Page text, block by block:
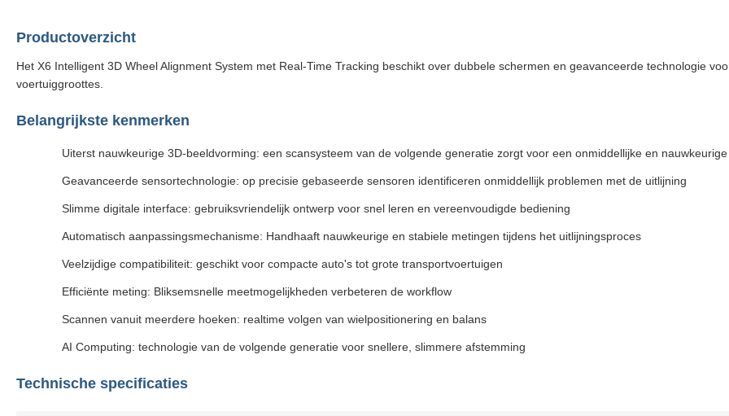
Productoverzicht
Het X6 Intelligent 3D Wheel Alignment System met Real-Time Tracking beschikt over dubbele schermen en geavanceerde technologie
voertuiggroottes.
Belangrijkste kenmerken
Uiterst nauwkeurige 3D-beeldvorming: een scansysteem van de volgende generatie zorgt voor een onmiddellijke en
Geavanceerde sensortechnologie: op precisie gebaseerde sensoren identificeren onmiddellijk problemen met de uitlijning
Slimme digitale interface: gebruiksvriendelijk ontwerp voor snel leren en vereenvoudigde bediening
Automatisch aanpassingsmechanisme: Handhaaft nauwkeurige en stabiele metingen tijdens het uitlijningsproces
Veelzijdige compatibiliteit: geschikt voor compacte auto's tot grote transportvoertuigen
Efficiënte meting: Bliksemsnelle meetmogelijkheden verbeteren de workflow
Scannen vanuit meerdere hoeken: realtime volgen van wielpositionering en balans
AI Computing: technologie van de volgende generatie voor snellere, slimmere afstemming
Technische specificaties